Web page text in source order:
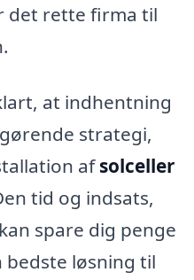
det rette firma til
at indhentning
strategi,
afsolceller
tid og indsats,
spare dig penge
bedste løsning til